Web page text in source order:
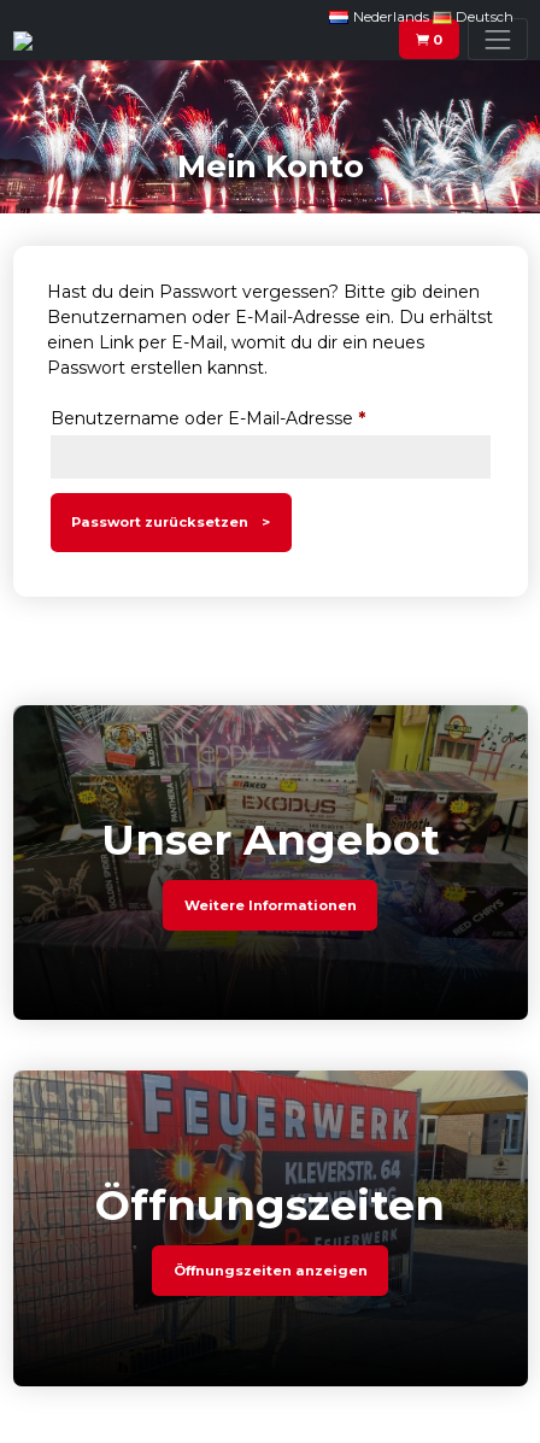
Nederlands
Deutsch
0
Mein Konto
Hast du dein Passwort vergessen? Bitte gib deinen
Benutzernamen oder E-Mail-Adresse ein. Du erhältst
einen Link per E-Mail, womit du dir ein neues
Passwort erstellen kannst.
Benutzername oder E-Mail-Adresse *Erforderlich
Passwort zurücksetzen
Unser Angebot
Weitere Informationen
Öffnungszeiten
Öffnungszeiten anzeigen